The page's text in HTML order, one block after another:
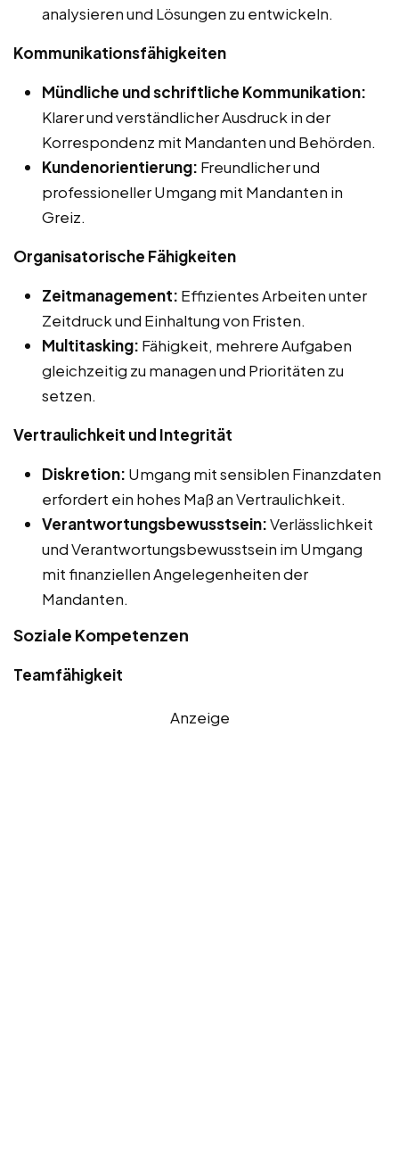
analysieren und Lösungen zu entwickeln.
Kommunikationsfähigkeiten
Mündliche und schriftliche Kommunikation:
Klarer und verständlicher Ausdruck in der
Korrespondenz mit Mandanten und Behörden.
Kundenorientierung: Freundlicher und
professioneller Umgang mit Mandanten in
Greiz.
Organisatorische Fähigkeiten
Zeitmanagement: Effizientes Arbeiten unter
Zeitdruck und Einhaltung von Fristen.
Multitasking: Fähigkeit, mehrere Aufgaben
gleichzeitig zu managen und Prioritäten zu
setzen.
Vertraulichkeit und Integrität
Diskretion: Umgang mit sensiblen Finanzdaten
erfordert ein hohes Maß an Vertraulichkeit.
Verantwortungsbewusstsein:Verlässlichkeit
und Verantwortungsbewusstsein im Umgang
mit finanziellen Angelegenheiten der
Mandanten.
Soziale Kompetenzen
Teamfähigkeit
Anzeige